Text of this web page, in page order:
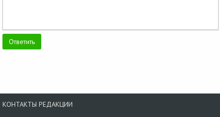
КОНТАКТЫ РЕДАКЦИИ